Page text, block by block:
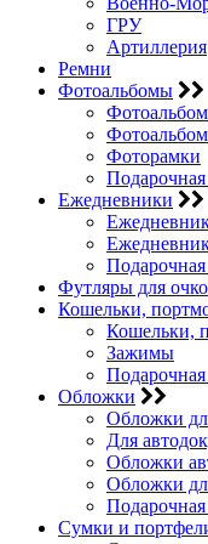
ГРУ
Артиллерия
Ремни
Фотоальбомы
Фоторамки
Подарочная
Ежедневники
Подарочная
Футляры для
Кошельки,
Кошельки,
Зажимы
Подарочная
Обложки
Обложки
Для
Обложки
Обложки
Подарочная
Сумки и